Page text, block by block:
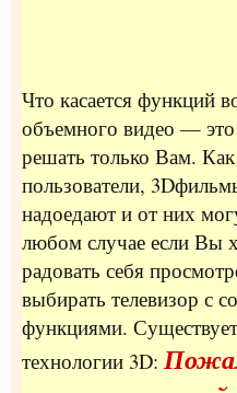
Что касается функций
объемного видео — это
решать только Вам.
пользователи,
надоедают и от них
любом случае если Вы
радовать себя
выбирать телевизор с
функциями.
технологии 3D: